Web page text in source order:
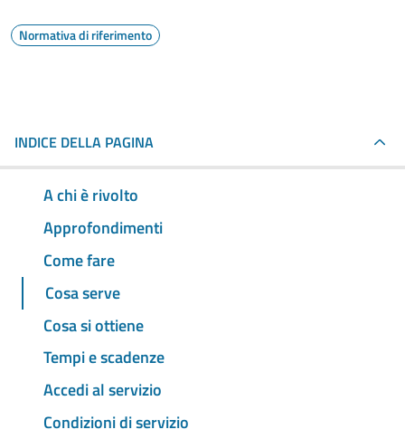
Normativa di riferimento
INDICE DELLA PAGINA
A chi è rivolto
Approfondimenti
Come fare
Cosa serve
Cosa si ottiene
Tempi e scadenze
Accedi al servizio
Condizioni di servizio